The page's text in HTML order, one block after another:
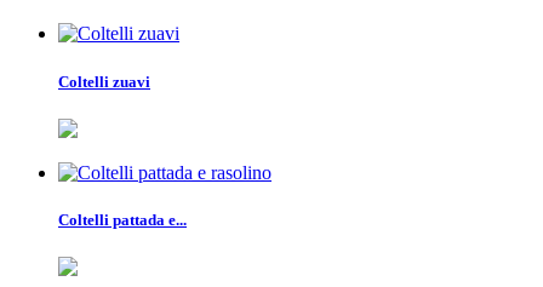
Coltelli zuavi
Coltelli pattada e...